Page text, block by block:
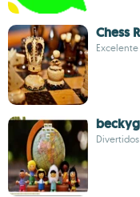
Chess